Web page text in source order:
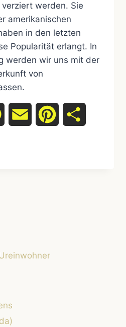
werden. Sie
amerikanischen
in den letzten
Popularität erlangt. In
werden wir uns mit der
von
WhatsAppEmail Pinterest